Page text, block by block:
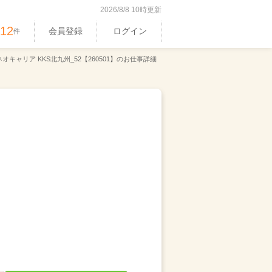
2026/8/8 10時更新
件 会員登録 ログイン
オキャリア KKS北九州_52【260501】のお仕事詳細